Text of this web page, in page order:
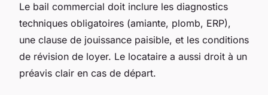
Le bail commercial doit inclure les diagnostics
techniques obligatoires (amiante, plomb, ERP),
une clause de jouissance paisible, et les conditions
de révision de loyer. Le locataire a aussi droit à un
préavis clair en cas de départ.